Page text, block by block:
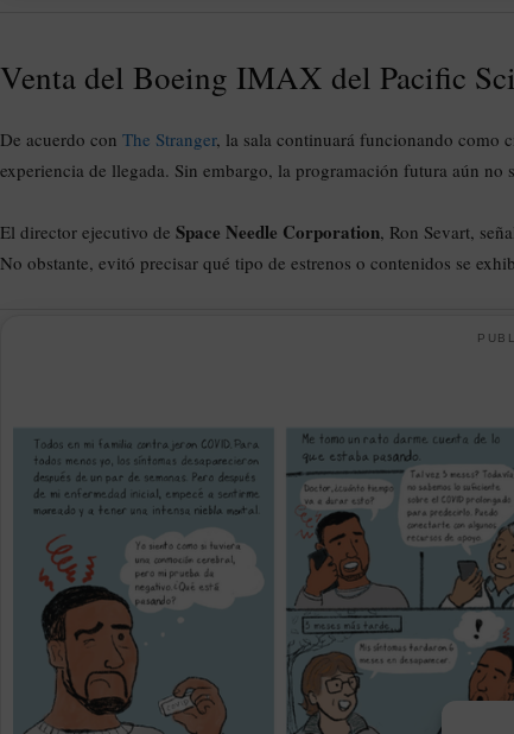
Venta del Boeing IMAX del Pacific
De acuerdo con The Stranger, la sala continuará funcionando como
experiencia de llegada. Sin embargo, la programación futura aún no
El director ejecutivo de Space Needle Corporation, Ron Sevart,
No obstante, evitó precisar qué tipo de estrenos o contenidos se